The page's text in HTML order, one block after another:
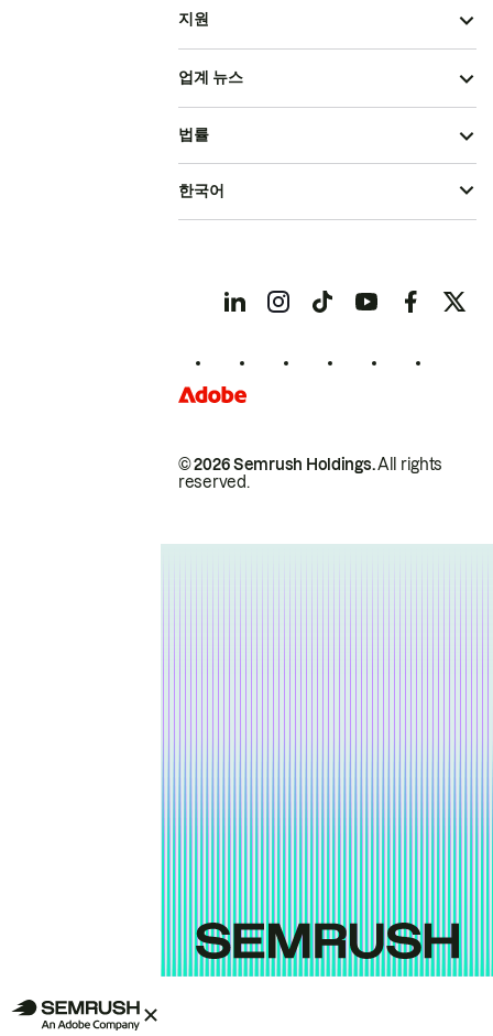
지원
업계 뉴스
© 2026 Semrush Holdings.All rights
reserved.
법률
한국어